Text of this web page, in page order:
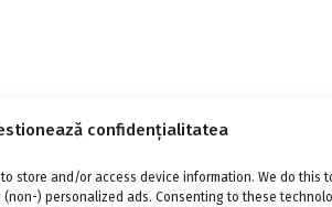
confidențialitatea
store and/or access device information. We do this
) personalized ads. Consenting to these